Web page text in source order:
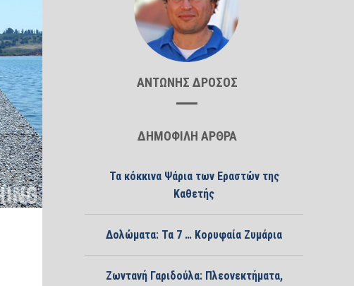
ΑΝΤΩΝΗΣ ΔΡΟΣΟΣ
ΔΗΜΟΦΙΛΗ ΑΡΘΡΑ
Τα κόκκινα Ψάρια των Εραστών της
Καθετής
Δολώματα: Τα 7 … Κορυφαία Ζυμάρια
Ζωντανή Γαριδούλα: Πλεονεκτήματα,